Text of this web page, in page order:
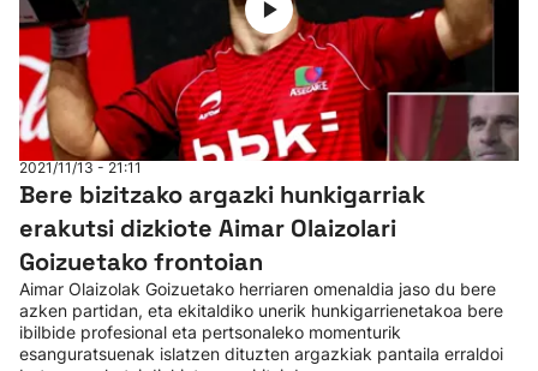
2021/11/13 - 21:11
Bere bizitzako argazki hunkigarriak
erakutsi dizkiote Aimar Olaizolari
Goizuetako frontoian
Aimar Olaizolak Goizuetako herriaren omenaldia jaso du bere
azken partidan, eta ekitaldiko unerik hunkigarrienetakoa bere
ibilbide profesional eta pertsonaleko momenturik
esanguratsuenak islatzen dituzten argazkiak pantaila erraldoi